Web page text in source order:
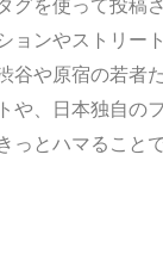
グを使って投稿
ョンやストリー
谷や原宿の若者
や、日本独自の
っとハマることで